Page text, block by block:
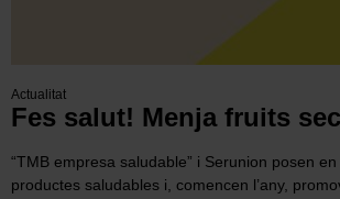
Actualitat
Fes salut! Menja fruits
“TMB empresa saludable” i Serunion posen
productes saludables i, comencen l’any,